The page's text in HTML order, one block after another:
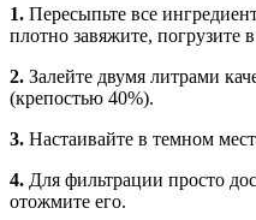
1. Пересыпьте все
плотно завяжите, погрузите
2. Залейте двумя литрами
(крепостью 40%).
3. Настаивайте в темном
4. Для фильтрации просто
отожмите его.